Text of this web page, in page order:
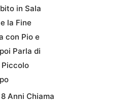
in Sala
la Fine
con Pio e
Parla di
Piccolo
Anni Chiama